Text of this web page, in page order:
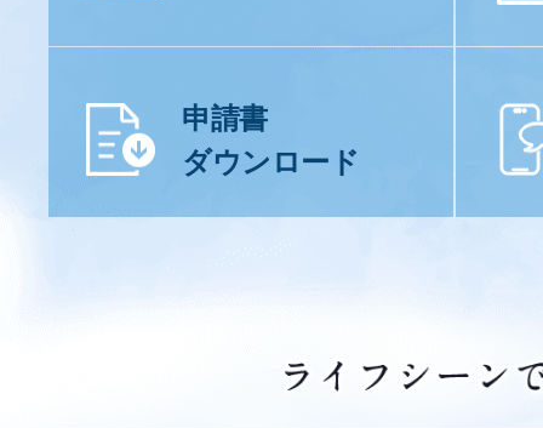
申請書
ダウンロード